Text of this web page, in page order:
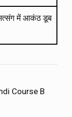
में आकंठ डूब
Course B